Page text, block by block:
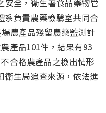
全，衛生署食品藥物管
系負責農藥檢驗室共同合
農產品殘留農藥監測計
產品101件，結果有93
合格農產品之檢出情形
衛生局追查來源，依法進